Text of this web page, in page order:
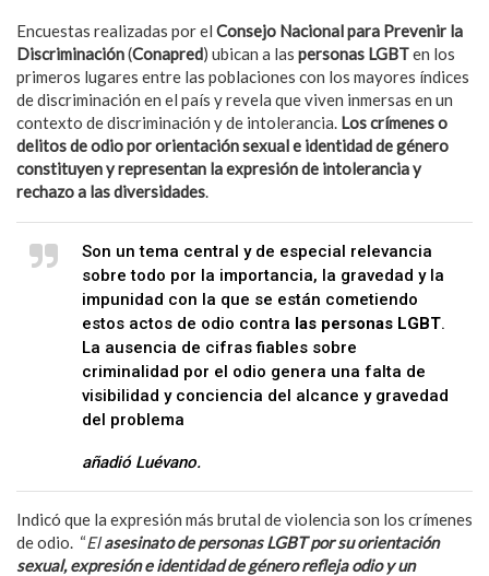
Encuestas realizadas por el Consejo Nacional para Prevenir la
Discriminación(Conapred) ubican a las personas LGBTen los
primeros lugares entre las poblaciones con los mayores índices
de discriminación en el país y revela que viven inmersas en un
contexto de discriminación y de intolerancia. Los crímenes o
delitos de odio por orientación sexual e identidad de género
constituyen y representan la expresión de intolerancia y
rechazo a las diversidades.
Son un tema central y de especial relevancia
sobre todo por la importancia, la gravedad y la
impunidad con la que se están cometiendo
estos actos de odio contra las personas LGBT.
La ausencia de cifras fiables sobre
criminalidad por el odio genera una falta de
visibilidad y conciencia del alcance y gravedad
del problema
añadió Luévano.
Indicó que la expresión más brutal de violencia son los crímenes
de odio. “Elasesinato de personas LGBT por su orientación
sexual, expresión e identidad de género refleja odio y un